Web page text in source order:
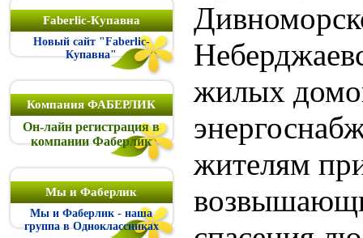
Faberlic-Купавна
Новый сайт "Faberlic-
Купавна"
Компания ФАБЕРЛИК
Он-лайн регистрация в
компании Фаберлик
Мы и Фаберлик
Мы и Фаберлик - наша
группа в Одноклассниках
жилых
жителям